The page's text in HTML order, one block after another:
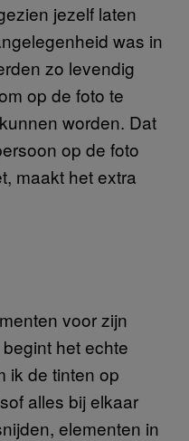
jezelf laten
was in
zo levendig
op de foto te
worden. Dat
op de foto
maakt het extra
voor zijn
het echte
ik de tinten op
alles bij elkaar
elementen in